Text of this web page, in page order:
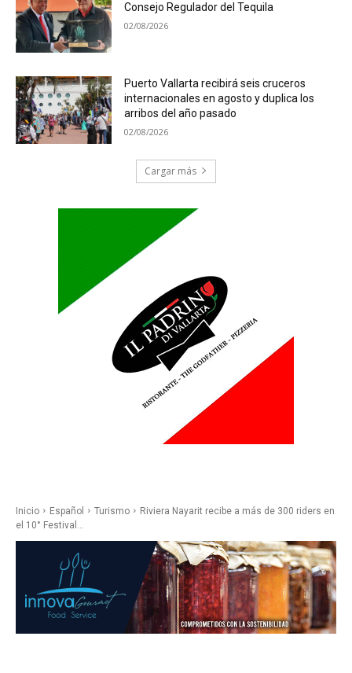
Consejo Regulador del Tequila
02/08/2026
Puerto Vallarta recibirá seis cruceros
internacionales en agosto y duplica los
arribos del año pasado
02/08/2026
Cargar más